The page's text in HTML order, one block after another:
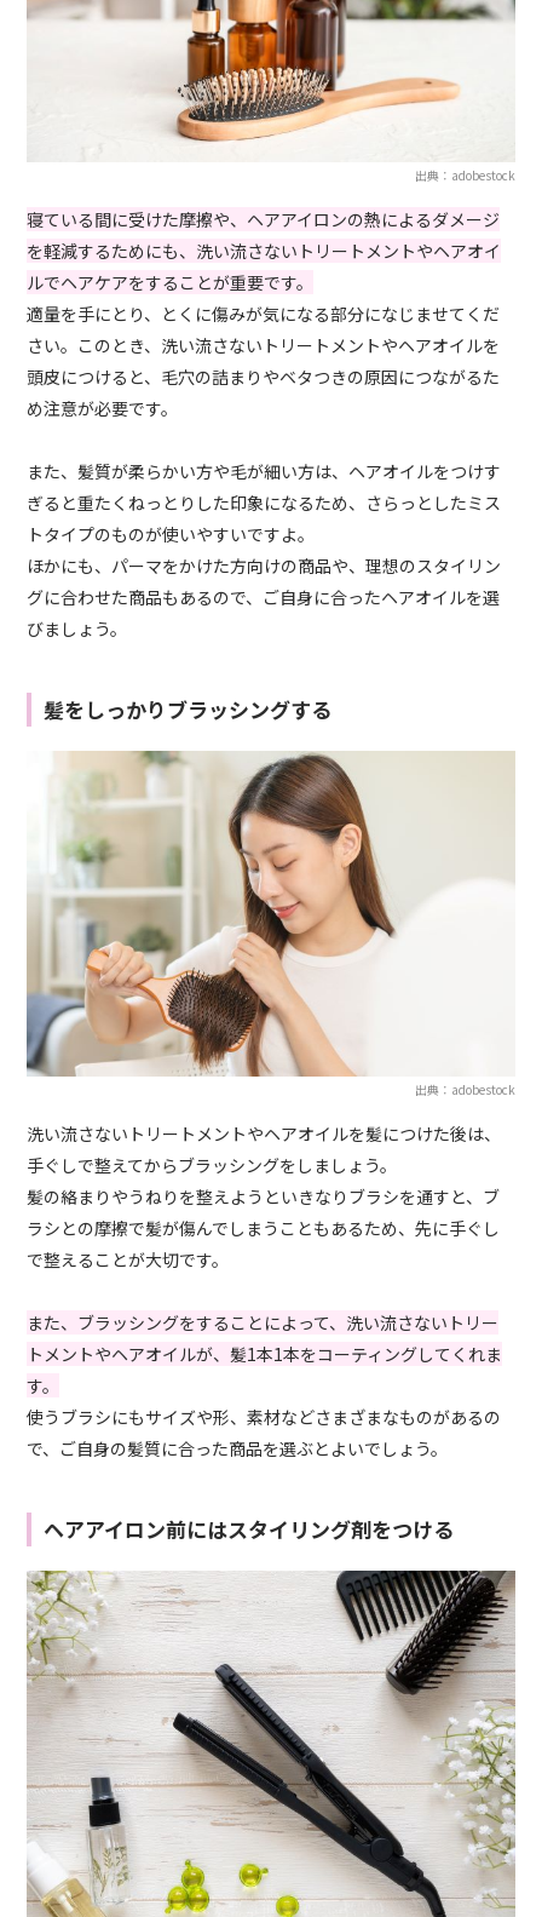
出典：adobestock
寝ている間に受けた摩擦や、ヘアアイロンの熱によるダメージ
を軽減するためにも、洗い流さないトリートメントやヘアオイ
ルでヘアケアをすることが重要です。
適量を手にとり、とくに傷みが気になる部分になじませてくだ
さい。このとき、洗い流さないトリートメントやヘアオイルを
頭皮につけると、毛穴の詰まりやベタつきの原因につながるた
め注意が必要です。
また、髪質が柔らかい方や毛が細い方は、ヘアオイルをつけす
ぎると重たくねっとりした印象になるため、さらっとしたミス
トタイプのものが使いやすいですよ。
ほかにも、パーマをかけた方向けの商品や、理想のスタイリン
グに合わせた商品もあるので、ご自身に合ったヘアオイルを選
びましょう。
髪をしっかりブラッシングする
出典：adobestock
洗い流さないトリートメントやヘアオイルを髪につけた後は、
手ぐしで整えてからブラッシングをしましょう。
髪の絡まりやうねりを整えようといきなりブラシを通すと、ブ
ラシとの摩擦で髪が傷んでしまうこともあるため、先に手ぐし
で整えることが大切です。
また、ブラッシングをすることによって、洗い流さないトリー
トメントやヘアオイルが、髪1本1本をコーティングしてくれま
す。
使うブラシにもサイズや形、素材などさまざまなものがあるの
で、ご自身の髪質に合った商品を選ぶとよいでしょう。
ヘアアイロン前にはスタイリング剤をつける